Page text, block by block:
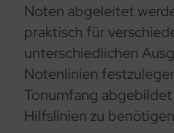
Noten abgeleitet
praktisch für
unterschiedlichen
Notenlinien
Tonumfang
Hilfslinien zu